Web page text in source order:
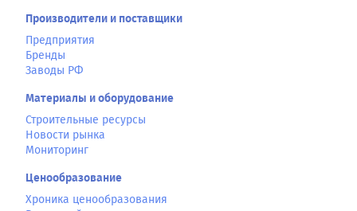
Производители и поставщики
Предприятия
Бренды
Заводы РФ
Материалы и оборудование
Строительные ресурсы
Новости рынка
Мониторинг
Ценообразование
Хроника ценообразования